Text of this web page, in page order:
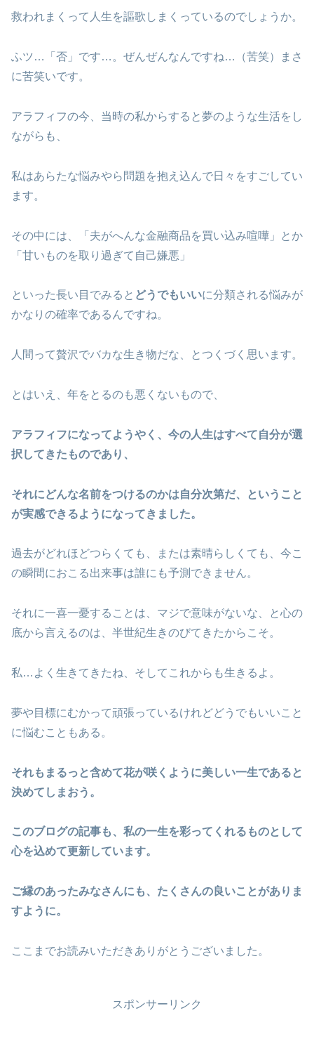
救われまくって人生を謳歌しまくっているのでしょうか。
ふツ…「否」です…。ぜんぜんなんですね…（苦笑）まさ
に苦笑いです。
アラフィフの今、当時の私からすると夢のような生活をし
ながらも、
私はあらたな悩みやら問題を抱え込んで日々をすごしてい
ます。
その中には、「夫がへんな金融商品を買い込み喧嘩」とか
「甘いものを取り過ぎて自己嫌悪」
といった長い目でみると どうでもいいに分類される悩みが
かなりの確率であるんですね。
人間って贅沢でバカな生き物だな、とつくづく思います。
とはいえ、年をとるのも悪くないもので、
アラフィフになってようやく、今の人生はすべて自分が選
択してきたものであり、
それにどんな名前をつけるのかは自分次第だ、ということ
が実感できるようになってきました。
過去がどれほどつらくても、または素晴らしくても、今こ
の瞬間におこる出来事は誰にも予測できません。
それに一喜一憂することは、マジで意味がないな、と心の
底から言えるのは、半世紀生きのびてきたからこそ。
私…よく生きてきたね、そしてこれからも生きるよ。
夢や目標にむかって頑張っているけれどどうでもいいこと
に悩むこともある。
それもまるっと含めて花が咲くように美しい一生であると
決めてしまおう。
このブログの記事も、私の一生を彩ってくれるものとして
心を込めて更新しています。
ご縁のあったみなさんにも、たくさんの良いことがありま
すように。
ここまでお読みいただきありがとうございました。
スポンサーリンク